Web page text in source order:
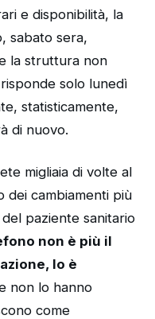
e disponibilità, la
sabato sera,
la struttura non
solo lunedì
statisticamente,
di nuovo.
migliaia di volte al
dei cambiamenti più
paziente sanitario
non è più il
lo è
non lo hanno
come